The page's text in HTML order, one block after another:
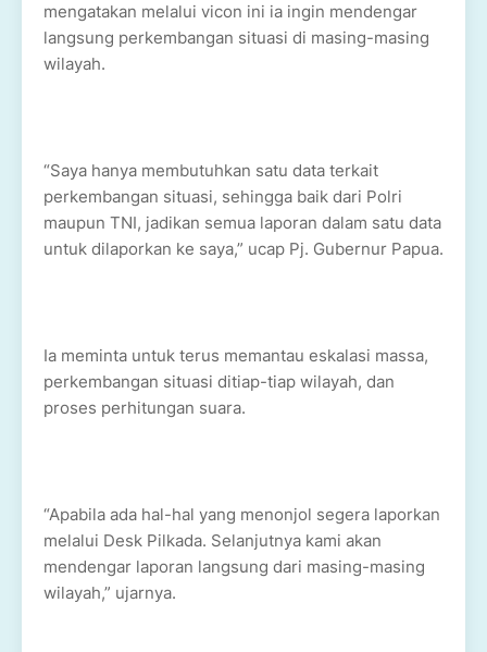
mengatakan melalui vicon ini ia ingin mendengar
langsung perkembangan situasi di masing-masing
wilayah.
“Saya hanya membutuhkan satu data terkait
perkembangan situasi, sehingga baik dari Polri
maupun TNI, jadikan semua laporan dalam satu data
untuk dilaporkan ke saya,” ucap Pj. Gubernur Papua.
Ia meminta untuk terus memantau eskalasi massa,
perkembangan situasi ditiap-tiap wilayah, dan
proses perhitungan suara.
“Apabila ada hal-hal yang menonjol segera laporkan
melalui Desk Pilkada. Selanjutnya kami akan
mendengar laporan langsung dari masing-masing
wilayah,” ujarnya.